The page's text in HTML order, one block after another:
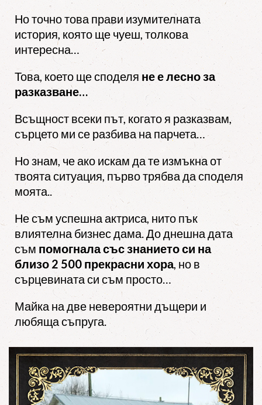
Но точно това прави изумителната
история, която ще чуеш, толкова
интересна…
Това, което ще споделя не е лесно за
разказване…
Всъщност всеки път, когато я разказвам,
сърцето ми се разбива на парчета…
Но знам, че ако искам да те измъкна от
твоята ситуация, първо трябва да споделя
моята..
Не съм успешна актриса, нито пък
влиятелна бизнес дама. До днешна дата
съм помогнала със знанието си на
близо 2 500 прекрасни хора, но в
сърцевината си съм просто…
Майка на две невероятни дъщери и
любяща съпруга.